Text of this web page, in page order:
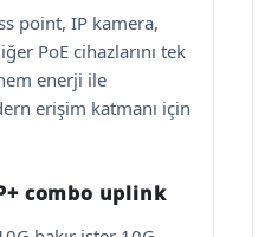
point, IP kamera,
PoE cihazlarını tek
enerji ile
erişim katmanı için
combo uplink